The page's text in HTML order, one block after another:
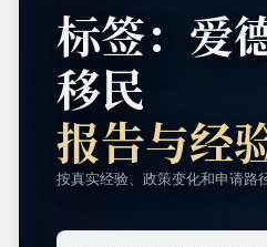
标签：爱
移民
报告与经
按真实经验、政策变化和申请路